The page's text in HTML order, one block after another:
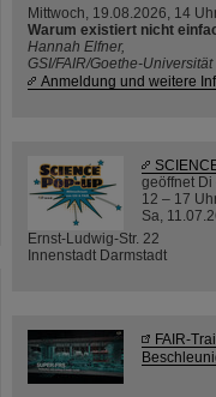
Mittwoch, 19.08.2026, 14
Warum existiert nicht
Hannah Elfner,
GSI/FAIR/Goethe-Universität
Anmeldung und weitere
geöffnet Di
12 – 17
Sa,
Ernst-Ludwig-Str. 22
Innenstadt Darmstadt
FAIR-